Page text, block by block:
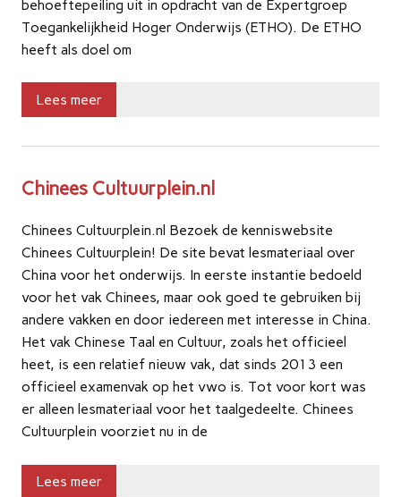
behoeftepeiling uit in opdracht van de Expertgroep
Toegankelijkheid Hoger Onderwijs (ETHO). De ETHO
heeft als doel om
Lees meer
Chinees Cultuurplein.nl
Chinees Cultuurplein.nl Bezoek de kenniswebsite
Chinees Cultuurplein! De site bevat lesmateriaal over
China voor het onderwijs. In eerste instantie bedoeld
voor het vak Chinees, maar ook goed te gebruiken bij
andere vakken en door iedereen met interesse in China.
Het vak Chinese Taal en Cultuur, zoals het officieel
heet, is een relatief nieuw vak, dat sinds 2013 een
officieel examenvak op het vwo is. Tot voor kort was
er alleen lesmateriaal voor het taalgedeelte. Chinees
Cultuurplein voorziet nu in de
Lees meer